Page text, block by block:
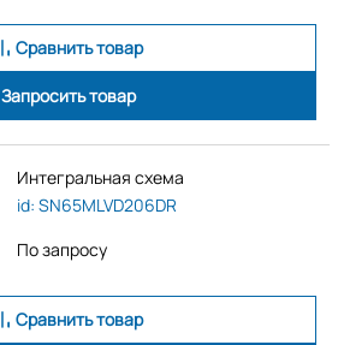
Сравнить товар
Запросить товар
Интегральная схема
id: SN65MLVD206DR
По запросу
Сравнить товар